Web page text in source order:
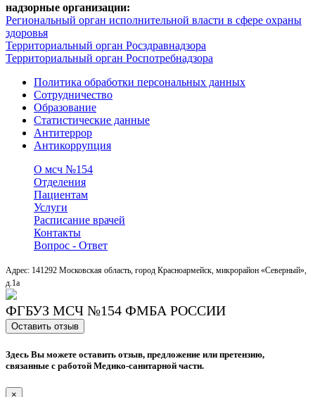
надзорные организации:
Региональный орган исполнительной власти в сфере охраны
здоровья
Территориальный орган Росздравнадзора
Территориальный орган Роспотребнадзора
Политика обработки персональных данных
Сотрудничество
Образование
Статистические данные
Антитеррор
Антикоррупция
О мсч №154
Отделения
Пациентам
Услуги
Расписание врачей
Контакты
Вопрос - Ответ
Адрес: 141292 Московская область, город Красноармейск, микрорайон «Северный»,
д.1a
ФГБУЗ МСЧ №154 ФМБА РОССИИ
Оставить отзыв
Здесь Вы можете оставить отзыв, предложение или претензию,
связанные с работой Медико-санитарной части.
×